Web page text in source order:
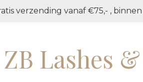
verzending vanaf €75,- ,
ZB Lashes